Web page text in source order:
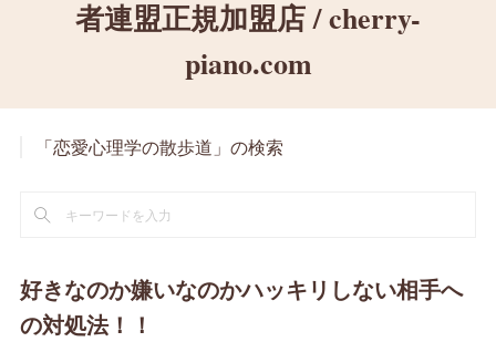
者連盟正規加盟店 / cherry-
piano.com
「恋愛心理学の散歩道」の検索
好きなのか嫌いなのかハッキリしない相手へ
の対処法！！